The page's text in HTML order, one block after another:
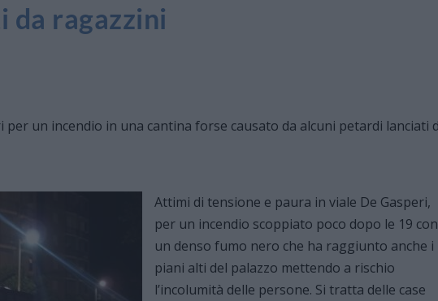
da ragazzini
Attimi di tensione e paura in viale De Gasperi,
per un incendio scoppiato poco dopo le 19 con
un denso fumo nero che ha raggiunto anche i
piani alti del palazzo mettendo a rischio
l’incolumità delle persone. Si tratta delle case